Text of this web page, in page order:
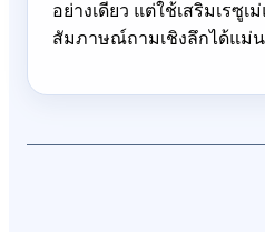
อย่างเดียว แต่ใช้เสริมเรซู
สัมภาษณ์ถามเชิงลึกได้แม่